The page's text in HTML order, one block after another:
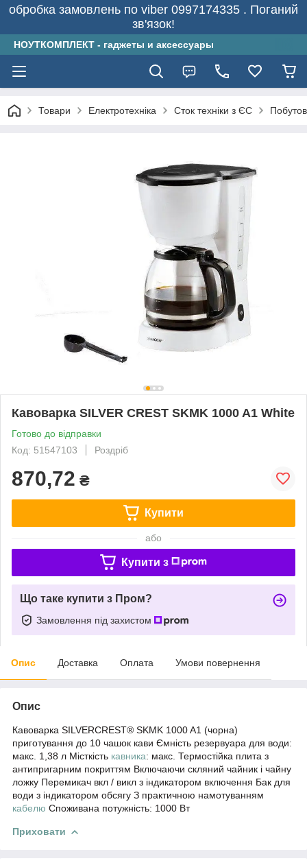
обробка замовлень по viber 0997174335 . Поганий
зв'язок!
НОУТКОМПЛЕКТ - гаджеты и аксессуары
Товари Електротехніка Сток техніки з ЄС
Кавоварка SILVER CREST SKMK 1000 A1 White
Готово до відправки
Код: 51547103
Роздріб
870,72 ₴
Купити
або
Купити з
Що таке купити з Пром?
Замовлення під захистом
Опис Доставка Оплата Умови повернення
Опис
Кавоварка SILVERCREST® SKMK 1000 A1 (чорна)
приготування до 10 чашок кави Ємність резервуара для води:
макс. 1,38 л Місткість кавника: макс. Термостійка плита з
антипригарним покриттям Включаючи скляний чайник і чайну
ложку Перемикач вкл / викл з індикатором включення Бак для
води з індикатором обсягу З практичною намотуванням
кабелю Споживана потужність: 1000 Вт
Приховати